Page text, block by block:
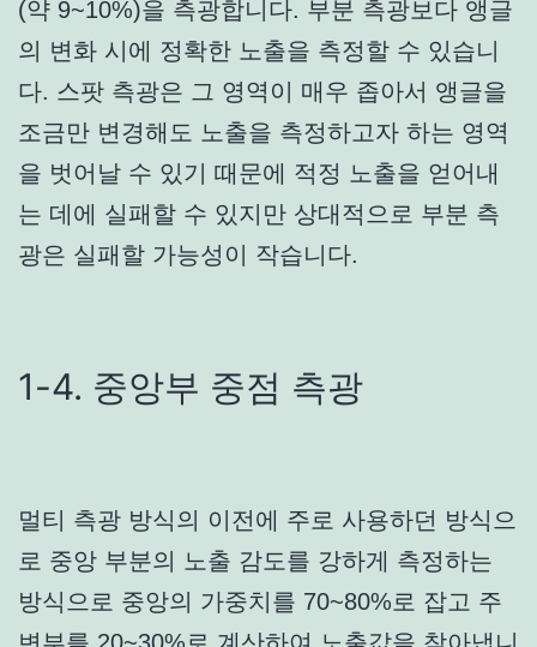
(약 9~10%)을 측광합니다. 부분 측광보다 앵글
의 변화 시에 정확한 노출을 측정할 수 있습니
다. 스팟 측광은 그 영역이 매우 좁아서 앵글을
조금만 변경해도 노출을 측정하고자 하는 영역
을 벗어날 수 있기 때문에 적정 노출을 얻어내
는 데에 실패할 수 있지만 상대적으로 부분 측
광은 실패할 가능성이 작습니다.
1-4. 중앙부 중점 측광
멀티 측광 방식의 이전에 주로 사용하던 방식으
로 중앙 부분의 노출 감도를 강하게 측정하는
방식으로 중앙의 가중치를 70~80%로 잡고 주